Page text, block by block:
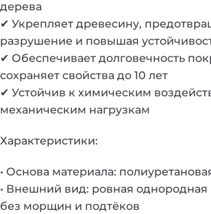
дерева
✔ Укрепляет древесину,
разрушение и повышая
✔ Обеспечивает долговечность
сохраняет свойства до 10 лет
✔ Устойчив к химическим
механическим нагрузкам
Характеристики:
• Основа материала:
• Внешний вид: ровная однородная
без морщин и подтёков